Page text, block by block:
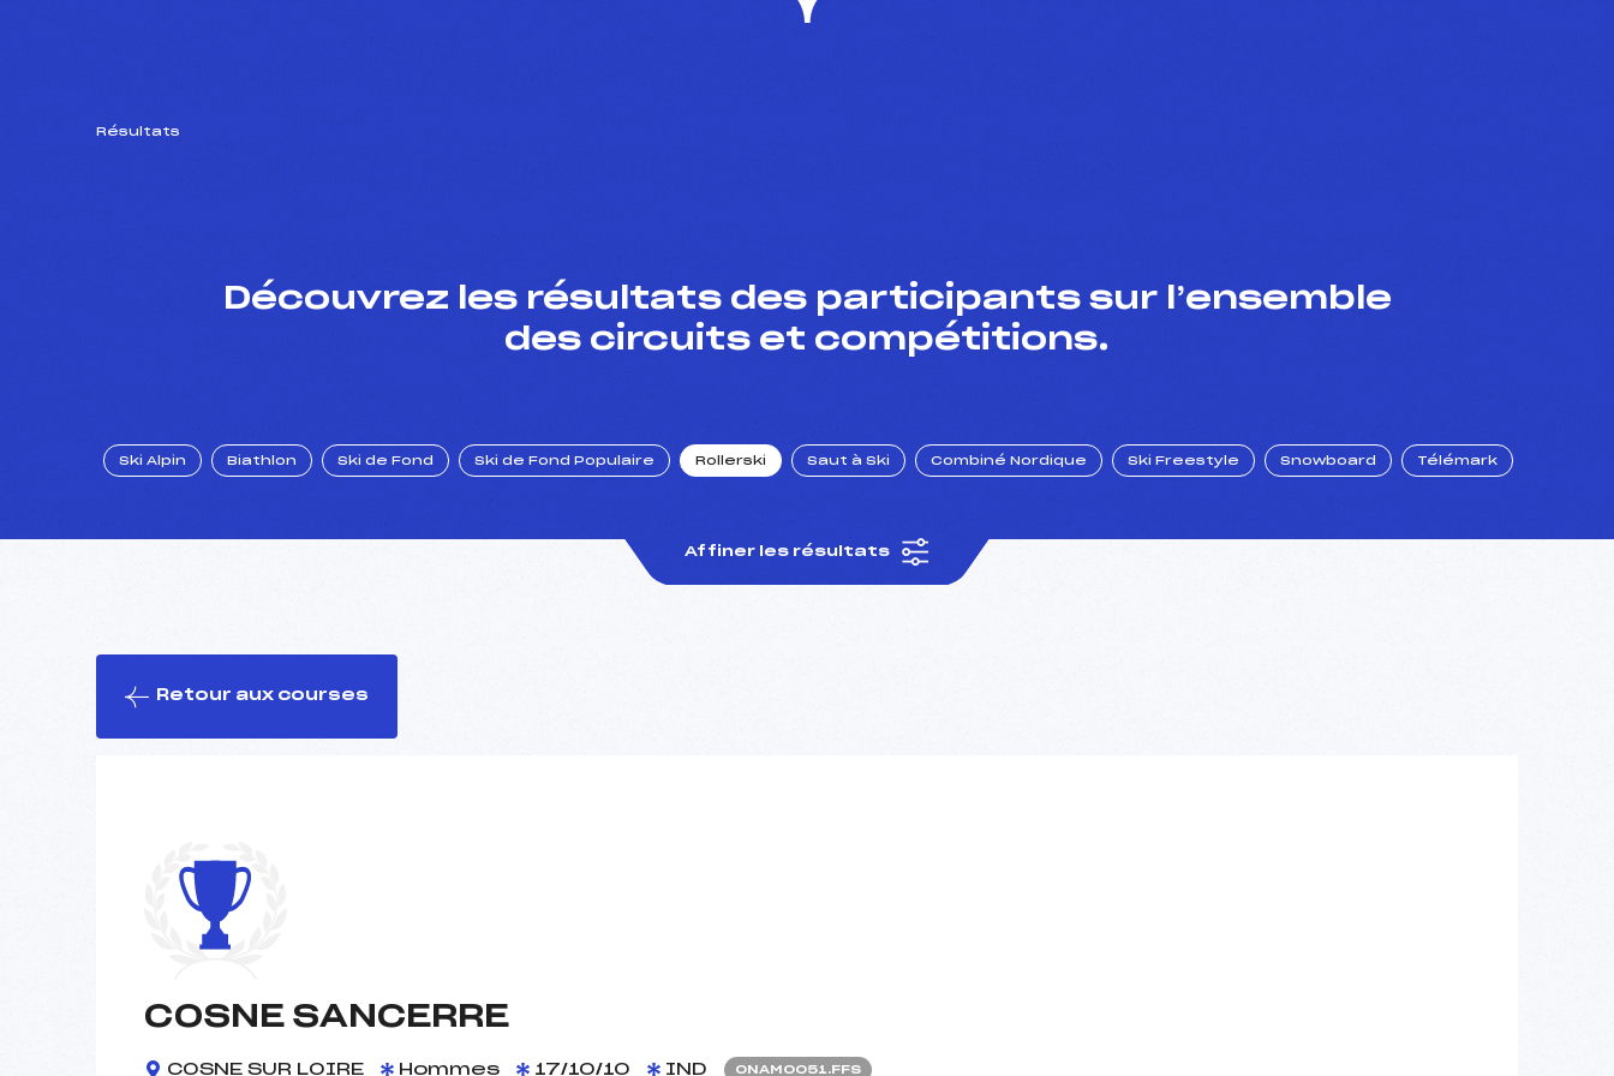
Résultats
Découvrez les résultats des participants sur l’ensemble
des circuits et compétitions.
Ski Alpin Biathlon Ski de Fond Ski de Fond Populaire Rollerski Saut à Ski Combiné Nordique Ski Freestyle Snowboard Télémark
Affiner les résultats
Retour aux courses
COSNE SANCERRE
COSNE SUR LOIRE Hommes 17/10/10 IND ONAM0051.FFS